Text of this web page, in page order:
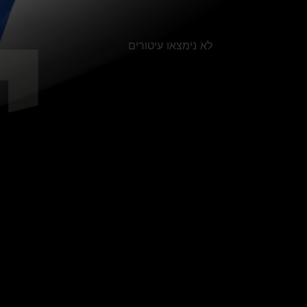
לא נימצאו עיטורים